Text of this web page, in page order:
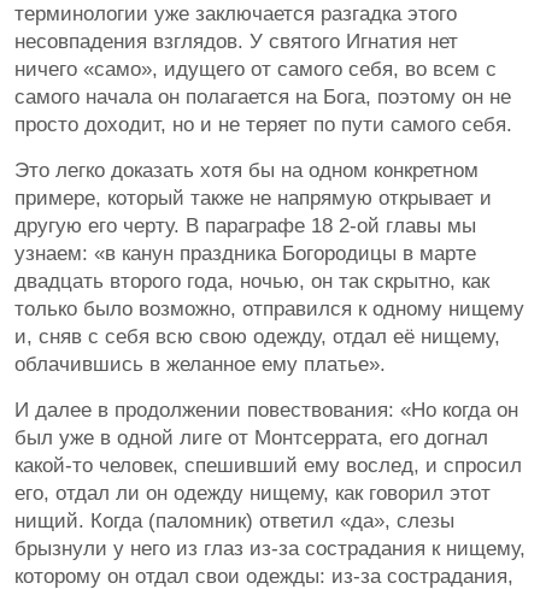
терминологии уже заключается разгадка этого
несовпадения взглядов. У святого Игнатия нет
ничего «само», идущего от самого себя, во всем с
самого начала он полагается на Бога, поэтому он не
просто доходит, но и не теряет по пути самого себя.
Это легко доказать хотя бы на одном конкретном
примере, который также не напрямую открывает и
другую его черту. В параграфе 18 2-ой главы мы
узнаем: «в канун праздника Богородицы в марте
двадцать второго года, ночью, он так скрытно, как
только было возможно, отправился к одному нищему
и, сняв с себя всю свою одежду, отдал её нищему,
облачившись в желанное ему платье».
И далее в продолжении повествования: «Но когда он
был уже в одной лиге от Монтсеррата, его догнал
какой-то человек, спешивший ему вослед, и спросил
его, отдал ли он одежду нищему, как говорил этот
нищий. Когда (паломник) ответил «да», слезы
брызнули у него из глаз из-за сострадания к нищему,
которому он отдал свои одежды: из-за сострадания,